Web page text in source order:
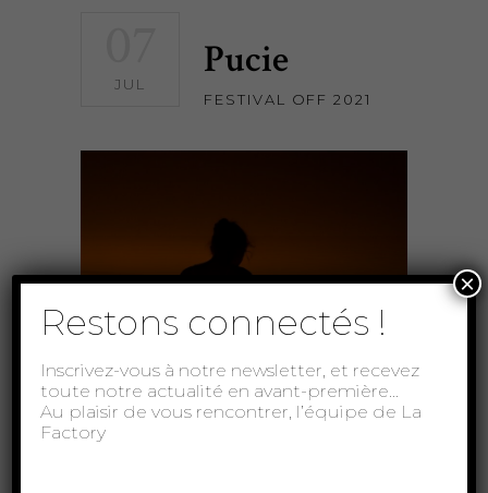
JUL Pucie
FESTIVAL OFF 2021
Restons connectés !
Inscrivez-vous à notre newsletter, et recevez
toute notre actualité en avant-première…
Au plaisir de vous rencontrer, l’équipe de La
Factory
×